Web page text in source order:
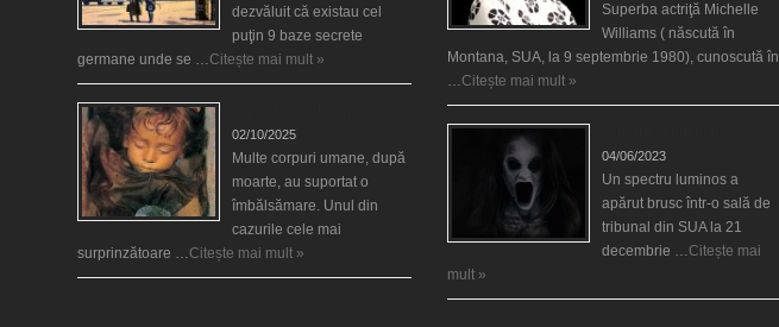
dezvăluit că existau cel
puţin 9 baze secrete
germane unde se …Citește mai mult »
02/10/2025
Multe corpuri umane, după
moarte, au suportat o
îmbălsămare. Unul din
cazurile cele mai
surprinzătoare …Citește mai mult »
Superba actriţă Michelle
Williams ( născută în
Montana, SUA, la 9 septembrie 1980), cunoscută în
…Citește mai mult »
04/06/2023
Un spectru luminos a
apărut brusc într-o sală de
tribunal din SUA la 21
decembrie …Citește mai
mult »